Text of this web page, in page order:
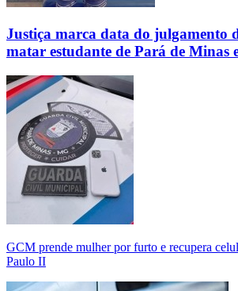
Justiça marca data do julgamento
matar estudante de Pará de Minas
GCM prende mulher por furto e recupera
Paulo II